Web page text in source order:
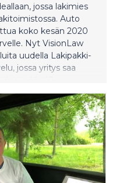
jossa lakimies
Auto
koko kesän 2020
Nyt VisionLaw
uudella Lakipakki-
jossa yritys saa
asiakirjapankki,
neuvoja,
toteutettu
jatkuva